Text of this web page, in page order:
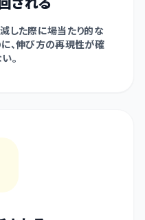
した際に場当たり的な
に、伸び方の再現性が確
。